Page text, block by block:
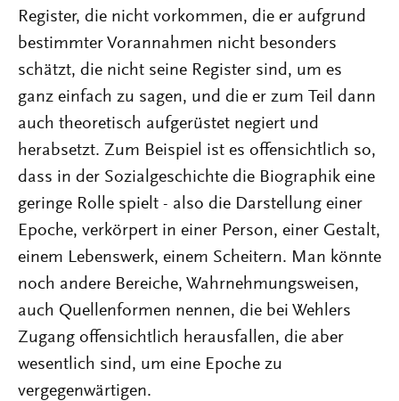
Register, die nicht vorkommen, die er aufgrund
bestimmter Vorannahmen nicht besonders
schätzt, die nicht seine Register sind, um es
ganz einfach zu sagen, und die er zum Teil dann
auch theoretisch aufgerüstet negiert und
herabsetzt. Zum Beispiel ist es offensichtlich so,
dass in der Sozialgeschichte die Biographik eine
geringe Rolle spielt - also die Darstellung einer
Epoche, verkörpert in einer Person, einer Gestalt,
einem Lebenswerk, einem Scheitern. Man könnte
noch andere Bereiche, Wahrnehmungsweisen,
auch Quellenformen nennen, die bei Wehlers
Zugang offensichtlich herausfallen, die aber
wesentlich sind, um eine Epoche zu
vergegenwärtigen.